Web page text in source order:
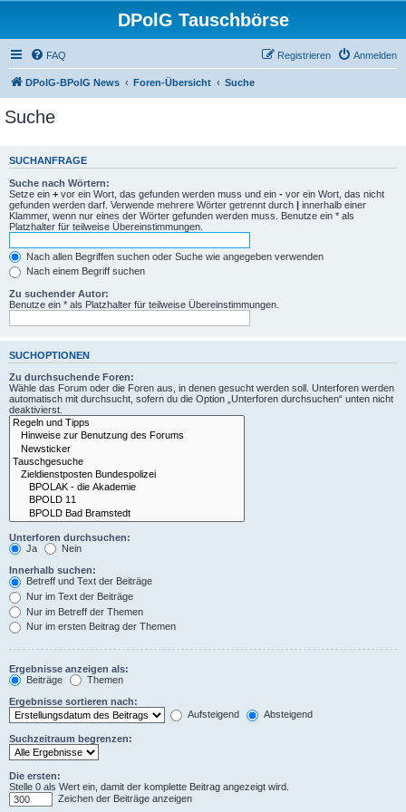
DPolG Tauschbörse
FAQ Anmelden
Registrieren
DPolG-BPolG News Foren-Übersicht Suche
Suche
SUCHANFRAGE
Suche nach Wörtern:
Setze ein + vor ein Wort, das gefunden werden muss und ein - vor ein Wort, das nicht
gefunden werden darf. Verwende mehrere Wörter getrennt durch | innerhalb einer
Klammer, wenn nur eines der Wörter gefunden werden muss. Benutze ein * als
Platzhalter für teilweise Übereinstimmungen.
Nach allen Begriffen suchen oder Suche wie angegeben verwenden
Nach einem Begriff suchen
Zu suchender Autor:
Benutze ein * als Platzhalter für teilweise Übereinstimmungen.
SUCHOPTIONEN
Zu durchsuchende Foren:
Wähle das Forum oder die Foren aus, in denen gesucht werden soll. Unterforen werden
automatisch mit durchsucht, sofern du die Option „Unterforen durchsuchen“ unten nicht
deaktivierst.
Unterforen durchsuchen:
Ja
Nein
Innerhalb suchen:
Betreff und Text der Beiträge
Nur im Text der Beiträge
Nur im Betreff der Themen
Nur im ersten Beitrag der Themen
Ergebnisse anzeigen als:
Beiträge
Themen
Ergebnisse sortieren nach:
Aufsteigend
Absteigend
Suchzeitraum begrenzen:
Die ersten:
Stelle 0 als Wert ein, damit der komplette Beitrag angezeigt wird.
Zeichen der Beiträge anzeigen